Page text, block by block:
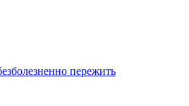
пережить